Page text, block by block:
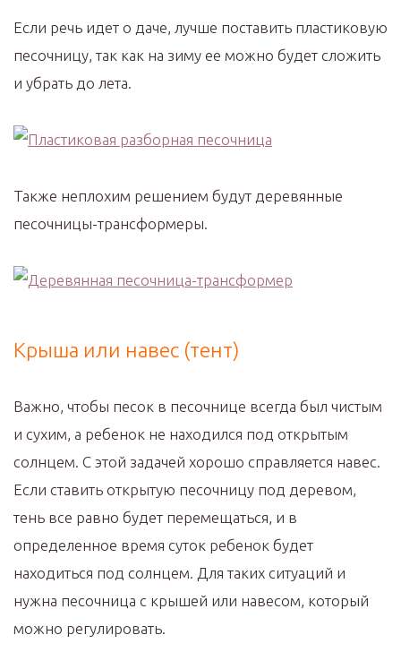
Если речь идет о даче, лучше поставить пластиковую
песочницу, так как на зиму ее можно будет сложить
и убрать до лета.
Также неплохим решением будут деревянные
песочницы-трансформеры.
Крыша или навес (тент)
Важно, чтобы песок в песочнице всегда был чистым
и сухим, а ребенок не находился под открытым
солнцем. С этой задачей хорошо справляется навес.
Если ставить открытую песочницу под деревом,
тень все равно будет перемещаться, и в
определенное время суток ребенок будет
находиться под солнцем. Для таких ситуаций и
нужна песочница с крышей или навесом, который
можно регулировать.